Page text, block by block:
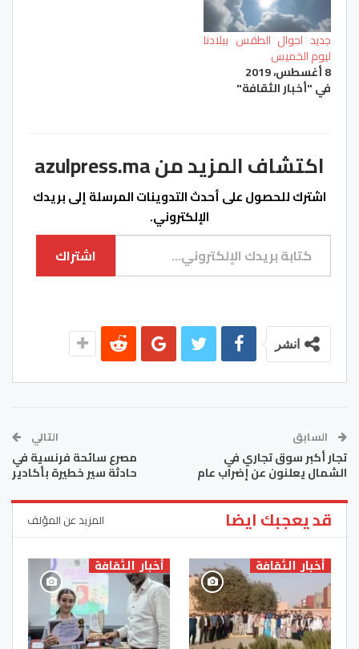
جديد احوال الطقس ببلادنا
ليوم الخميس
8 أغسطس، 2019
في "أخبار الثقافة"
اكتشاف المزيد من azulpress.ma
اشترك للحصول على أحدث التدوينات المرسلة إلى بريدك
الإلكتروني.
كتابة بريدك الإلكتروني...
اشتراك
انشر
السابق
تجار أكبر سوق تجاري في
الشمال يعلنون عن إضراب عام
التالي
مصرع سائحة فرنسية في
حادثة سير خطيرة بأكادير
قد يعجبك ايضا المزيد عن المؤلف
أخبار الثقافة أخبار الثقافة